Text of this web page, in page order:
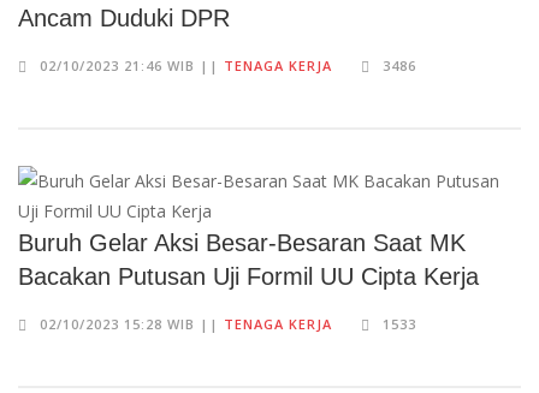
Ancam Duduki DPR
02/10/2023 21:46 WIB || TENAGA KERJA 3486
Buruh Gelar Aksi Besar-Besaran Saat MK
Bacakan Putusan Uji Formil UU Cipta Kerja
02/10/2023 15:28 WIB || TENAGA KERJA 1533